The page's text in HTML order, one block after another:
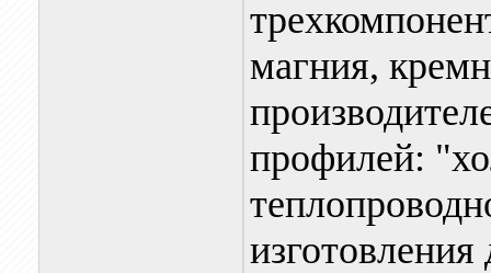
магния,
профилей: